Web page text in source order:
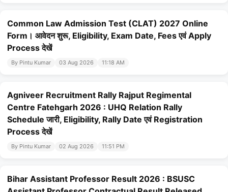
Common Law Admission Test (CLAT) 2027 Online
Form। आवेदन शुरू, Eligibility, Exam Date, Fees एवं Apply
Process देखें
By Pintu Kumar 03 Aug 2026 11:18 AM
Agniveer Recruitment Rally Rajput Regimental
Centre Fatehgarh 2026 : UHQ Relation Rally
Schedule जारी, Eligibility, Rally Date एवं Registration
Process देखें
By Pintu Kumar 02 Aug 2026 11:51 PM
Bihar Assistant Professor Result 2026 : BSUSC